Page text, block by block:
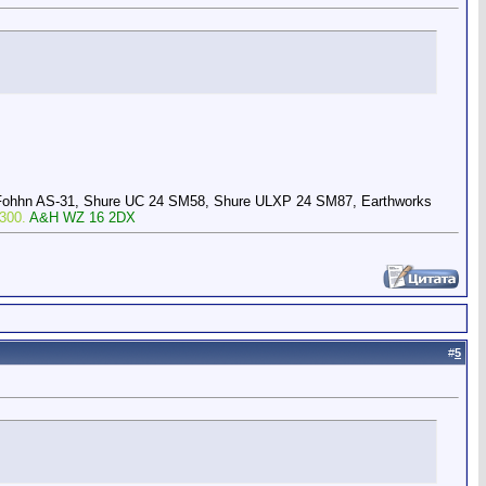
AS-31, Shure UC 24 SM58, Shure ULXP 24 SM87, Earthworks
A&H WZ 16 2DX
#5